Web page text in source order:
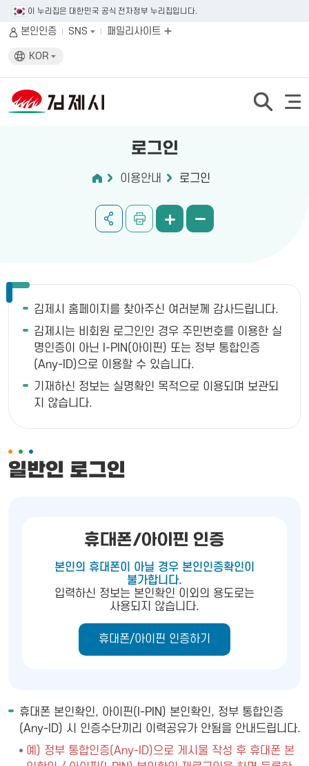
이 누리집은 대한민국 공식 전자정부 누리집입니다.
본인인증 SNS 패밀리사이트
KOR
로그인
이용안내 로그인
김제시 홈페이지를 찾아주신 여러분께 감사드립니다.
김제시는 비회원 로그인인 경우 주민번호를 이용한 실
명인증이 아닌 I-PIN(아이핀) 또는 정부 통합인증
(Any-ID)으로 이용할 수 있습니다.
기재하신 정보는 실명확인 목적으로 이용되며 보관되
지 않습니다.
일반인 로그인
휴대폰/아이핀 인증
본인의 휴대폰이 아닐 경우 본인인증확인이
불가합니다.
입력하신 정보는 본인확인 이외의 용도로는
사용되지 않습니다.
휴대폰/아이핀 인증하기
휴대폰 본인확인, 아이핀(I-PIN) 본인확인, 정부 통합인증
(Any-ID) 시 인증수단끼리 이력공유가 안됨을 안내드립니다.
예) 정부 통합인증(Any-ID)으로 게시물 작성 후 휴대폰 본